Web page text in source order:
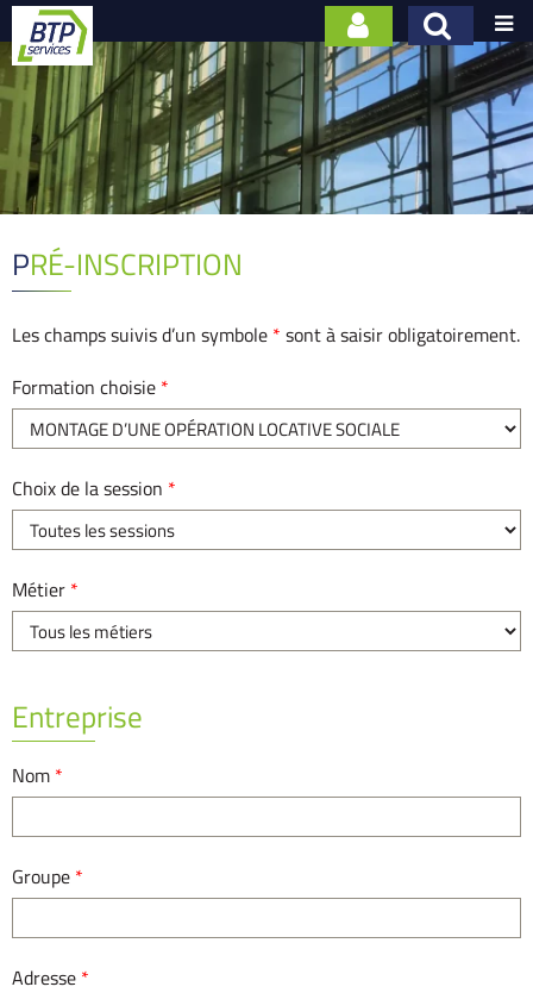

PRÉ-INSCRIPTION
Les champs suivis d’un symbole * sont à saisir obligatoirement.
Formation choisie *
Choix de la session *
Métier *
Entreprise
Nom *
Groupe *
Adresse *